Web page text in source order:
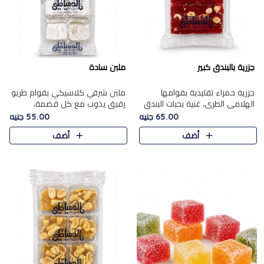
جزرية بالبندق كبير
جزرية حمراء تقليدية بقوامها
الهلامي الطري، غنية بحبات البندق
الفاخرة التي تضيف قرمشة راقية
إلى قوامها الناعم، لتقدم مزيجًا
متوازنًا من النكه..
65.00 جنيه
أضف
ملبن سادة
ملبن شرقي كلاسيكي بقوام طريو
رقيق يذوب مع كل قضمة،
مغطى بطبقة ناعمة من السكر
البودرة ليقدم المذاق الأصيل الذي
ارتبط بحلويات المولد التقليدي..
55.00 جنيه
أضف